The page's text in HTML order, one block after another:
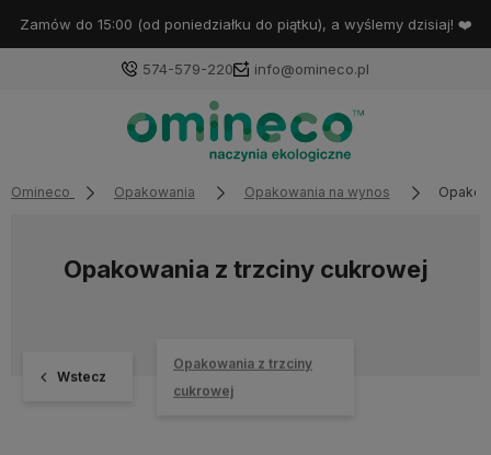
Zamów do 15:00 (od poniedziałku do piątku), a wyślemy dzisiaj! ❤️
574-579-220 info@omineco.pl
Omineco Opakowania Opakowania na wynos
Opakowania z trzciny cukrowej
Wstecz
Opakowania z trzciny
cukrowej